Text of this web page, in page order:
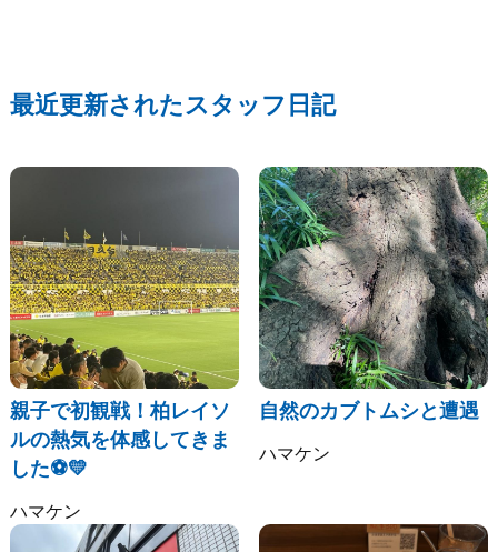
最近更新されたスタッフ日記
親子で初観戦！柏レイソ
ルの熱気を体感してきま
した⚽💛
ハマケン
自然のカブトムシと遭遇
ハマケン